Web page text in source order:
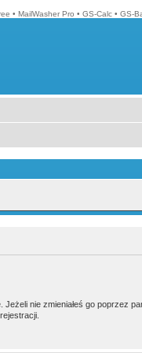
• MailWasher Pro • GS-Calc • GS-
nie zmieniałeś go poprzez